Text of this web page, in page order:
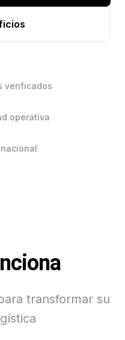
verificados
operativa
transformar su